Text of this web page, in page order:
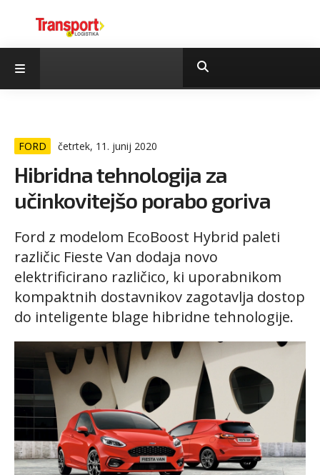
FORD četrtek, 11. junij 2020
Hibridna tehnologija za
učinkovitejšo porabo goriva
Ford z modelom EcoBoost Hybrid paleti
različic Fieste Van dodaja novo
elektrificirano različico, ki uporabnikom
kompaktnih dostavnikov zagotavlja dostop
do inteligente blage hibridne tehnologije.